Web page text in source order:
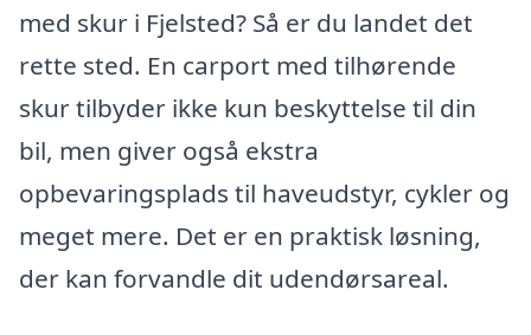
med skur i Fjelsted? Så er du landet det
rette sted. En carport med tilhørende
skur tilbyder ikke kun beskyttelse til din
bil, men giver også ekstra
opbevaringsplads til haveudstyr, cykler og
meget mere. Det er en praktisk løsning,
der kan forvandle dit udendørsareal.